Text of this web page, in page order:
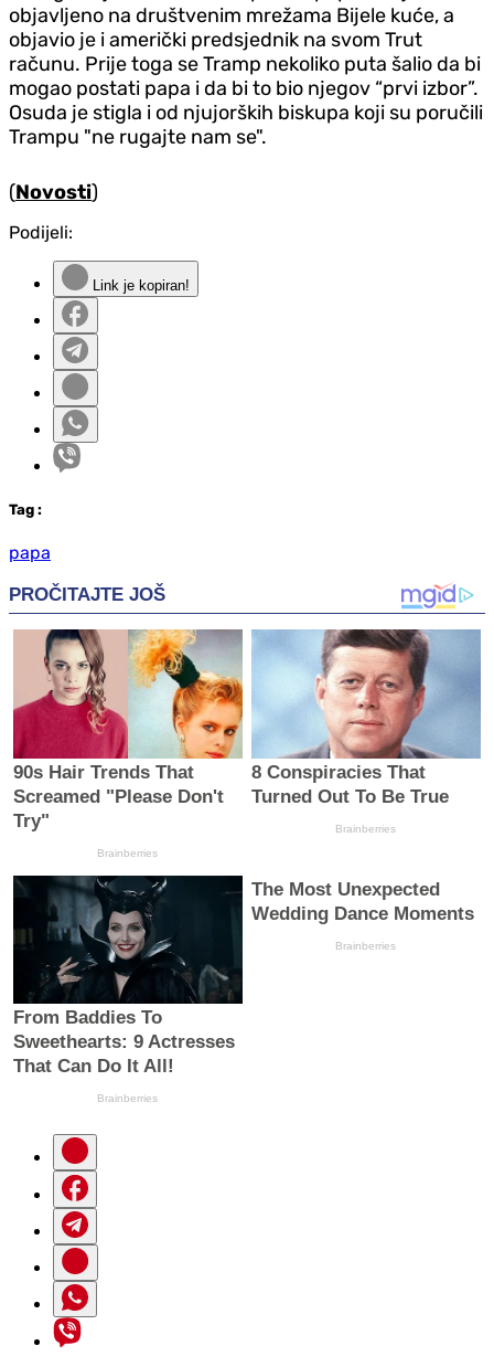
objavljeno na društvenim mrežama Bijele kuće, a
objavio je i američki predsjednik na svom Trut
računu. Prije toga se Tramp nekoliko puta šalio da bi
mogao postati papa i da bi to bio njegov “prvi izbor”.
Osuda je stigla i od njujorških biskupa koji su poručili
Trampu "ne rugajte nam se".
(Novosti)
Podijeli:
Link je kopiran!
Tag :
papa